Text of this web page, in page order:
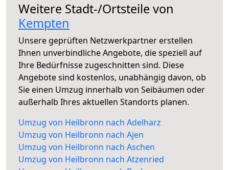
Weitere Stadt-/Ortsteile von
Kempten
Unsere geprüften Netzwerkpartner erstellen
Ihnen unverbindliche Angebote, die speziell auf
Ihre Bedürfnisse zugeschnitten sind. Diese
Angebote sind kostenlos, unabhängig davon, ob
Sie einen Umzug innerhalb von Seibäumen oder
außerhalb Ihres aktuellen Standorts planen.
Umzug von Heilbronn nach Adelharz
Umzug von Heilbronn nach Ajen
Umzug von Heilbronn nach Aschen
Umzug von Heilbronn nach Atzenried